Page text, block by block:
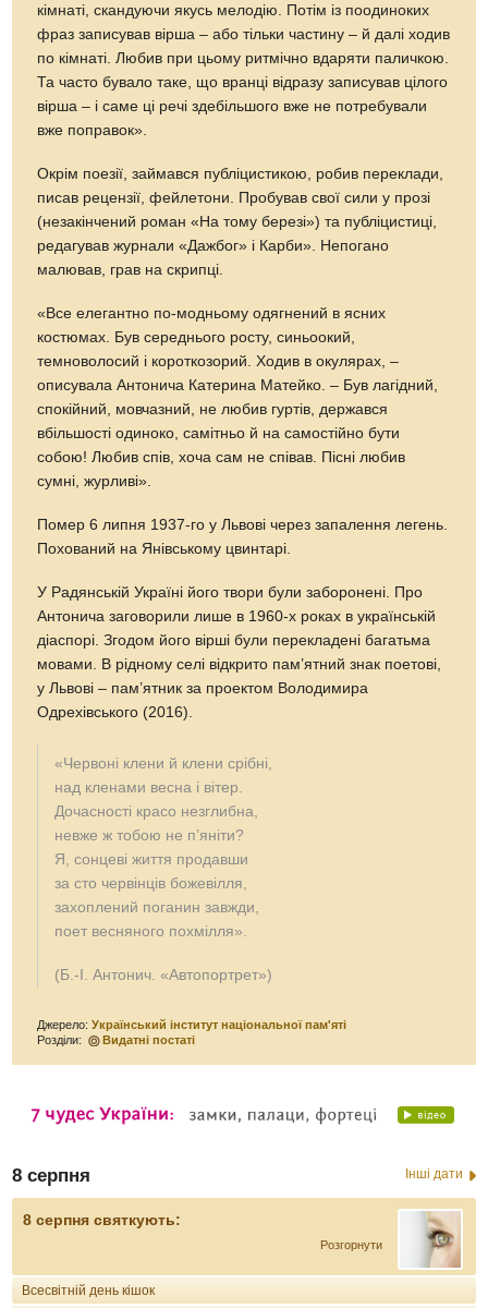
кімнаті, скандуючи якусь мелодію. Потім із поодиноких
фраз записував вірша – або тільки частину – й далі ходив
по кімнаті. Любив при цьому ритмічно вдаряти паличкою.
Та часто бувало таке, що вранці відразу записував цілого
вірша – і саме ці речі здебільшого вже не потребували
вже поправок».
Окрім поезії, займався публіцистикою, робив переклади,
писав рецензії, фейлетони. Пробував свої сили у прозі
(незакінчений роман «На тому березі») та публіцистиці,
редагував журнали «Дажбог» і Карби». Непогано
малював, грав на скрипці.
«Все елегантно по-модньому одягнений в ясних
костюмах. Був середнього росту, синьоокий,
темноволосий і короткозорий. Ходив в окулярах, –
описувала Антонича Катерина Матейко. – Був лагідний,
спокійний, мовчазний, не любив гуртів, держався
вбільшості одиноко, самітньо й на самостійно бути
собою! Любив спів, хоча сам не співав. Пісні любив
сумні, журливі».
Помер 6 липня 1937-го у Львові через запалення легень.
Похований на Янівському цвинтарі.
У Радянській Україні його твори були заборонені. Про
Антонича заговорили лише в 1960-х роках в українській
діаспорі. Згодом його вірші були перекладені багатьма
мовами. В рідному селі відкрито пам’ятний знак поетові,
у Львові – пам’ятник за проектом Володимира
Одрехівського (2016).
«Червоні клени й клени срібні,
над кленами весна і вітер.
Дочасності красо незглибна,
невже ж тобою не п’яніти?
Я, сонцеві життя продавши
за сто червінців божевілля,
захоплений поганин завжди,
поет весняного похмілля».
(Б.-І. Антонич. «Автопортрет»)
Джерело:Український інститут національної пам'яті
Розділи:
Видатні постаті
8 серпня Інші дати
8 серпня святкують:
Розгорнути
Всесвітній день кішок